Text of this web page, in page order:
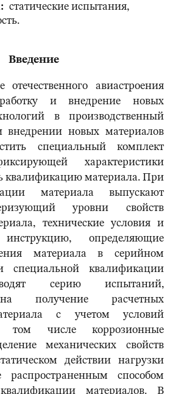
статические испытания,
Введение
отечественного авиастроения
и внедрение новых
в производственный
внедрении новых материалов
специальный комплект
характеристики
квалификацию материала. При
материала выпускают
уровни свойств
технические условия и
инструкцию, определяющие
материала в серийном
специальной квалификации
серию испытаний,
получение расчетных
с учетом условий
том числе коррозионные
механических свойств
действии нагрузки
распространенным способом
материалов. В